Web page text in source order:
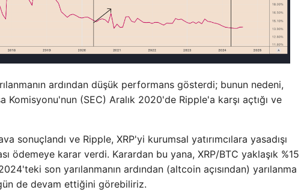
ardından düşük performans gösterdi; bunun nedeni,
(SEC) Aralık 2020'de Ripple'a karşı açtığı ve
sonuçlandı ve Ripple, XRP'yi kurumsal yatırımcılara yasadışı
ödemeye karar verdi. Karardan bu yana, XRP/BTC yaklaşık %15
son yarılanmanın ardından (altcoin açısından) yarılanma
de devam ettiğini görebiliriz.